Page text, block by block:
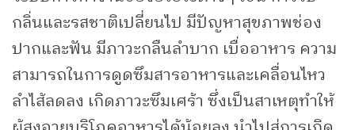
กลิ่นและรสชาติเปลี่ยนไป มีปัญหาสุขภาพช่อง
ปากและฟัน มีภาวะกลืนลำบาก เบื่ออาหาร ความ
สามารถในการดูดซึมสารอาหารและเคลื่อนไหว
ลำไส้ลดลง เกิดภาวะซึมเศร้า ซึ่งเป็นสาเหตุทำให้